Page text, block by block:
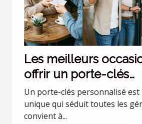
Les meilleurs
offrir un porte-clés
personnalisé
Un porte-clés personnalisé est
unique qui séduit toutes les
convient à...